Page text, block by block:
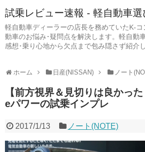
試乗レビュー速報 - 軽自動車選
軽自動車ディーラーの店長を務めていたK-コ
動車のお悩み･疑問点を解決します。軽自動
感想･乗り心地から欠点まで包み隠さず紹介
ホーム 日産(NISSAN) ノート
【前方視界＆見切りは良かっ
eパワーの試乗インプレ
2017/1/13 ノート(NOTE)